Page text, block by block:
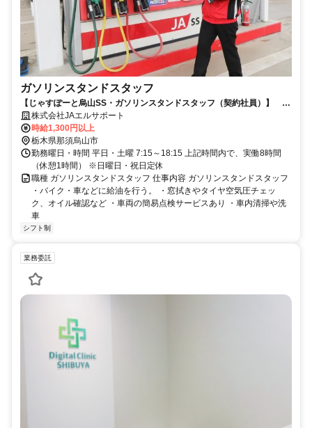
ガソリンスタンドスタッフ
【じゃすぽーと烏山SS・ガソリンスタンドスタッフ（契約社員）】 未
経験者歓迎！正社員登用有！
株式会社JAエルサポート
時給1,300円以上
栃木県那須烏山市
勤務曜日・時間 平日・土曜 7:15～18:15 上記時間内で、実働8時間
（休憩1時間） ※日曜日・祝日定休
職種 ガソリンスタンドスタッフ 仕事内容 ガソリンスタンドスタッフ
・バイク・車などに給油を行う。 ・窓拭きやタイヤ空気圧チェッ
ク、オイル確認など ・車両の簡易点検サービスあり ・車内清掃や洗
車
シフト制
業務委託